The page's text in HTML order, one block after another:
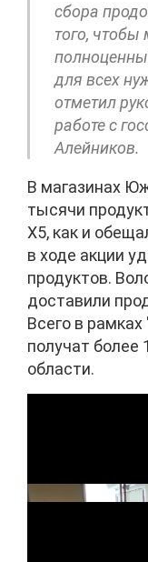
сбора
того,
для всех
отметил
работе с
Алейников.
В магазинах
тысячи
X5, как и
в ходе акции
продуктов.
доставили
Всего в
получат более
области.